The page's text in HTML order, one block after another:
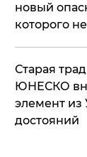
новый
которого
​Старая
ЮНЕСКО
элемент из
достояний